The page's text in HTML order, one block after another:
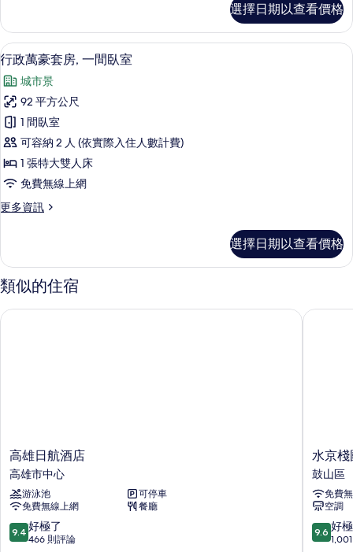
雙
人
床,
非
吸
煙
房
的
所
有
套
房,
1
張
特
大
雙
人
床,
非
吸
煙
的
選擇日期以查看價格
顯
示
行
政
萬
豪
套
房,
一
臥
室
的
所
行政萬豪套房, 一間臥室 | 羽絨被、
7
行政萬豪套房, 一間臥室
城市景
92 平方公尺
1 間臥室
可容納 2 人 (依實際入住人數計費)
1 張特大雙人床
免費無線上網
更多資訊
更
萬
豪
套
一
選擇日期以查看價格
類似的住宿
高
雄
日
航
酒
店
高
高雄日航酒店
高雄市中心
游泳池
可停車
免費無線上網
餐廳
9.4
分，
9.4 好極了
466 則評論
高雄日航酒店
水
京
棧
國
際
酒
店
水京棧
鼓山區
免費
空調
9.6
分，
9.6 好
水京棧